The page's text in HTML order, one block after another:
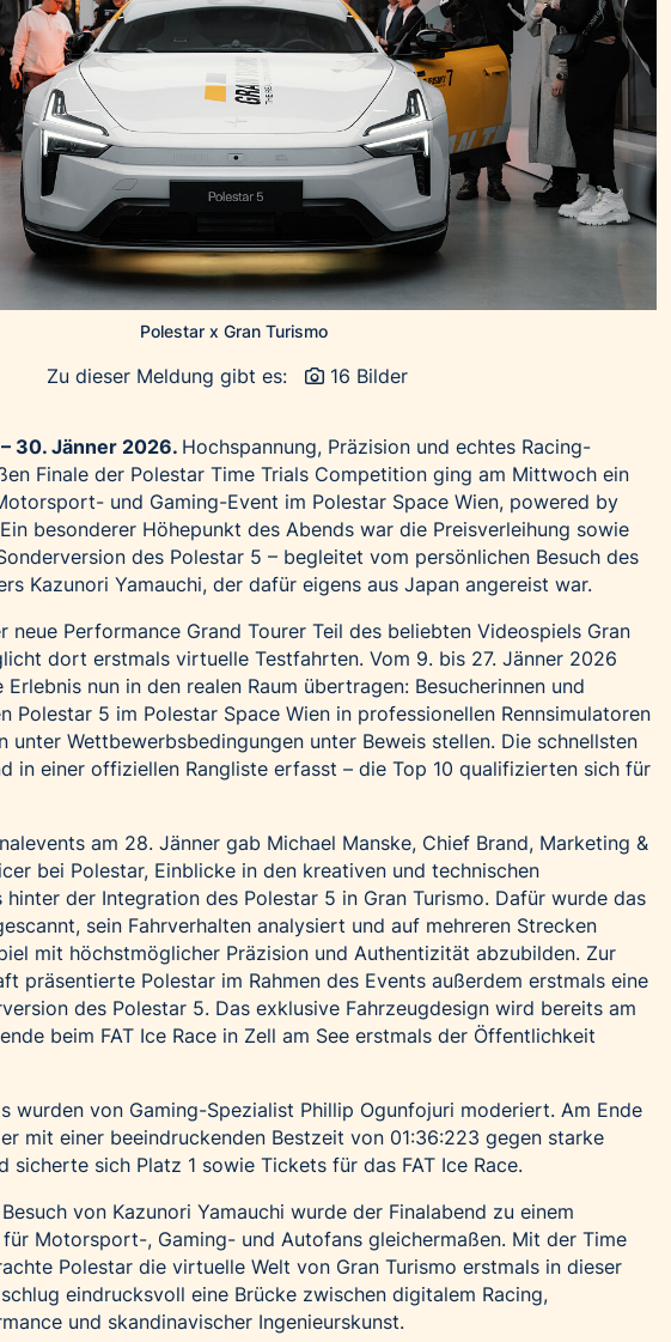
Polestar x Gran Turismo
Zu dieser Meldung gibt es: 16 Bilder
– 30. Jänner 2026. Hochspannung, Präzision und echtes Racing-
Finale der Polestar Time Trials Competition ging am Mittwoch ein
und Gaming-Event im Polestar Space Wien, powered by
besonderer Höhepunkt des Abends war die Preisverleihung sowie
des Polestar 5 – begleitet vom persönlichen Besuch des
Kazunori Yamauchi, der dafür eigens aus Japan angereist war.
neue Performance Grand Tourer Teil des beliebten Videospiels Gran
dort erstmals virtuelle Testfahrten. Vom 9. bis 27. Jänner 2026
nun in den realen Raum übertragen: Besucherinnen und
Polestar 5 im Polestar Space Wien in professionellen Rennsimulatoren
unter Wettbewerbsbedingungen unter Beweis stellen. Die schnellsten
in einer offiziellen Rangliste erfasst – die Top 10 qualifizierten sich für
am 28. Jänner gab Michael Manske, Chief Brand, Marketing &
bei Polestar, Einblicke in den kreativen und technischen
der Integration des Polestar 5 in Gran Turismo. Dafür wurde das
sein Fahrverhalten analysiert und auf mehreren Strecken
mit höchstmöglicher Präzision und Authentizität abzubilden. Zur
präsentierte Polestar im Rahmen des Events außerdem erstmals eine
des Polestar 5. Das exklusive Fahrzeugdesign wird bereits am
beim FAT Ice Race in Zell am See erstmals der Öffentlichkeit
wurden von Gaming-Spezialist Phillip Ogunfojuri moderiert. Am Ende
mit einer beeindruckenden Bestzeit von 01:36:223 gegen starke
sicherte sich Platz 1 sowie Tickets für das FAT Ice Race.
von Kazunori Yamauchi wurde der Finalabend zu einem
Motorsport-, Gaming- und Autofans gleichermaßen. Mit der Time
Polestar die virtuelle Welt von Gran Turismo erstmals in dieser
eindrucksvoll eine Brücke zwischen digitalem Racing,
und skandinavischer Ingenieurskunst.